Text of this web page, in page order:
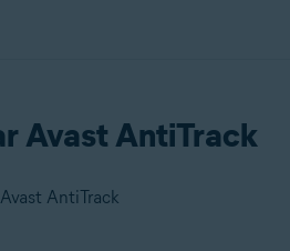
Avast AntiTrack
AntiTrack